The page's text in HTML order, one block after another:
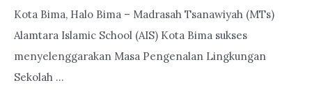
Kota Bima, Halo Bima – Madrasah Tsanawiyah (MTs)
Alamtara Islamic School (AIS) Kota Bima sukses
menyelenggarakan Masa Pengenalan Lingkungan
Sekolah ...